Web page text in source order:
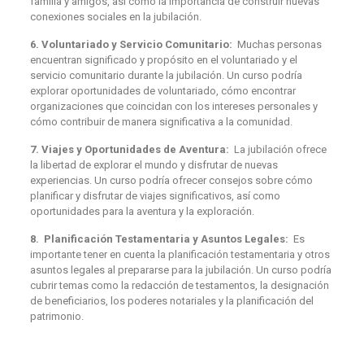
conexiones sociales en la jubilación.
6. Voluntariado y Servicio Comunitario: Muchas personas
encuentran significado y propósito en el voluntariado y el
servicio comunitario durante la jubilación. Un curso podría
explorar oportunidades de voluntariado, cómo encontrar
organizaciones que coincidan con los intereses personales y
cómo contribuir de manera significativa a la comunidad.
7. Viajes y Oportunidades de Aventura: La jubilación ofrece
la libertad de explorar el mundo y disfrutar de nuevas
experiencias. Un curso podría ofrecer consejos sobre cómo
planificar y disfrutar de viajes significativos, así como
oportunidades para la aventura y la exploración.
8. Planificación Testamentaria y Asuntos Legales: Es
importante tener en cuenta la planificación testamentaria y otros
asuntos legales al prepararse para la jubilación. Un curso podría
cubrir temas como la redacción de testamentos, la designación
de beneficiarios, los poderes notariales y la planificación del
patrimonio.